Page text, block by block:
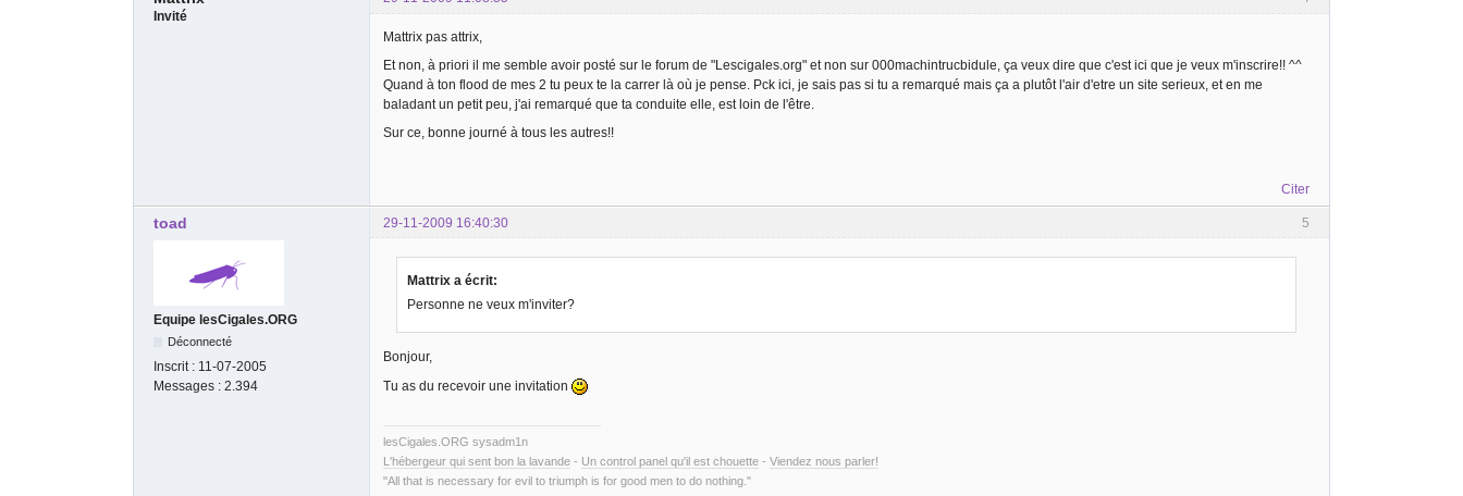
Invité
Mattrix pas attrix,
Et non, à priori il me semble avoir posté sur le forum de "Lescigales.org" et non sur 000machintrucbidule, ça veux dire que c'est ici que je veux m'inscrire!! ^^
Quand à ton flood de mes 2 tu peux te la carrer là où je pense. Pck ici, je sais pas si tu a remarqué mais ça a plutôt l'air d'etre un site serieux, et en me
baladant un petit peu, j'ai remarqué que ta conduite elle, est loin de l'être.
Sur ce, bonne journé à tous les autres!!
Citer
5
toad 29-11-2009 16:40:30
Equipe lesCigales.ORG
Déconnecté
Inscrit : 11-07-2005
Messages : 2.394
Mattrix a écrit:
Personne ne veux m'inviter?
Bonjour,
Tu as du recevoir une invitation
lesCigales.ORG sysadm1n
L'hébergeur qui sent bon la lavande - Un control panel qu'il est chouette - Viendez nous parler!
"All that is necessary for evil to triumph is for good men to do nothing."